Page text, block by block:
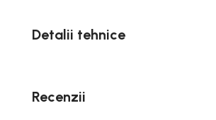
Detalii tehnice
Recenzii